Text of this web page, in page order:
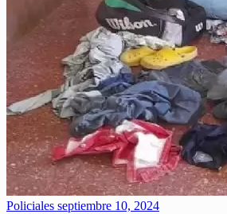
Policiales septiembre 10, 2024